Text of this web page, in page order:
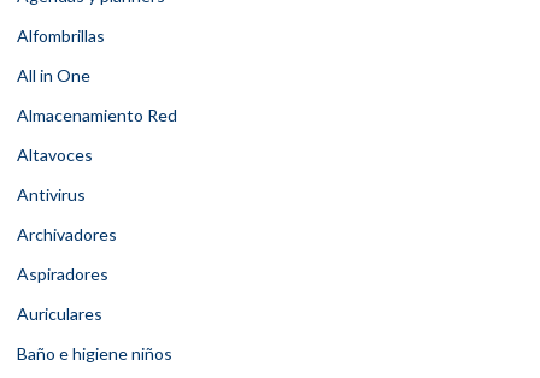
Alfombrillas
All in One
Almacenamiento Red
Altavoces
Antivirus
Archivadores
Aspiradores
Auriculares
Baño e higiene niños